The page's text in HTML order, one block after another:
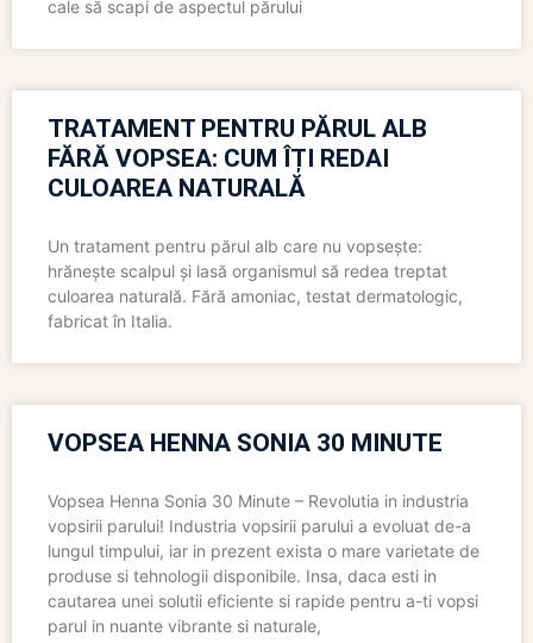
cale să scapi de aspectul părului
TRATAMENT PENTRU PĂRUL ALB
FĂRĂ VOPSEA: CUM ÎȚI REDAI
CULOAREA NATURALĂ
Un tratament pentru părul alb care nu vopsește:
hrănește scalpul și lasă organismul să redea treptat
culoarea naturală. Fără amoniac, testat dermatologic,
fabricat în Italia.
VOPSEA HENNA SONIA 30 MINUTE
Vopsea Henna Sonia 30 Minute – Revolutia in industria
vopsirii parului! Industria vopsirii parului a evoluat de-a
lungul timpului, iar in prezent exista o mare varietate de
produse si tehnologii disponibile. Insa, daca esti in
cautarea unei solutii eficiente si rapide pentru a-ti vopsi
parul in nuante vibrante si naturale,